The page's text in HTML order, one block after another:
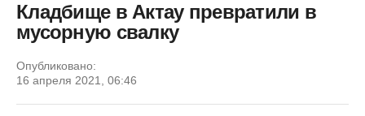
Кладбище в Актау превратили в
мусорную свалку
Опубликовано:
16 апреля 2021, 06:46